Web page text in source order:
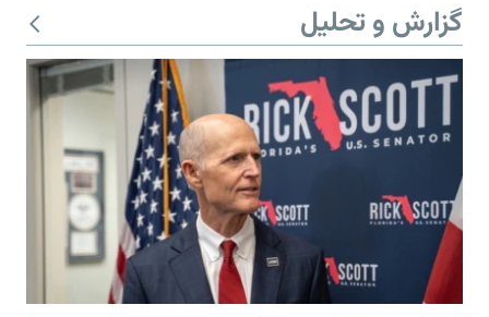
گزارش و تحلیل